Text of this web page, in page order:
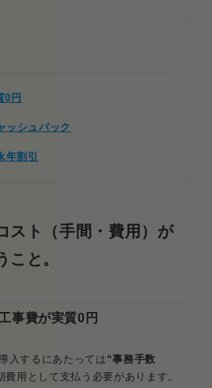
0円
ッシュバック
割引
スト（手間・費用）が
こと。
事費が実質0円
入するにあたっては “事務手数
費用として支払う必要があります。